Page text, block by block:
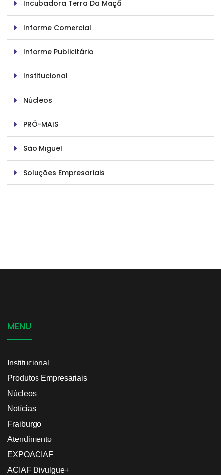
Incubadora Terra Da Maçã
Informe Comercial
Informe Publicitário
Institucional
Núcleos
PRÓ-MAIS
São Miguel
Soluções Empresariais
MENU
Institucional
Produtos Empresariais
Núcleos
Notícias
Fraiburgo
Atendimento
EXPOACIAF
ACIAF Divulgue+